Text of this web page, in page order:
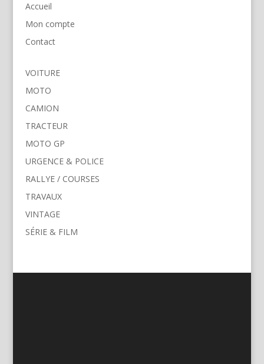
Accueil
Mon compte
Contact
VOITURE
MOTO
CAMION
TRACTEUR
MOTO GP
URGENCE & POLICE
RALLYE / COURSES
TRAVAUX
VINTAGE
SÉRIE & FILM